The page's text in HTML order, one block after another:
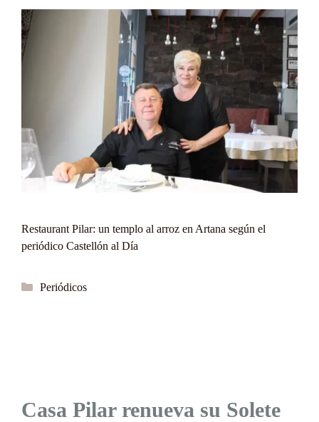
Restaurant Pilar: un templo al arroz en Artana según el
periódico Castellón al Día
Categorías
Periódicos
Casa Pilar renueva su Solete